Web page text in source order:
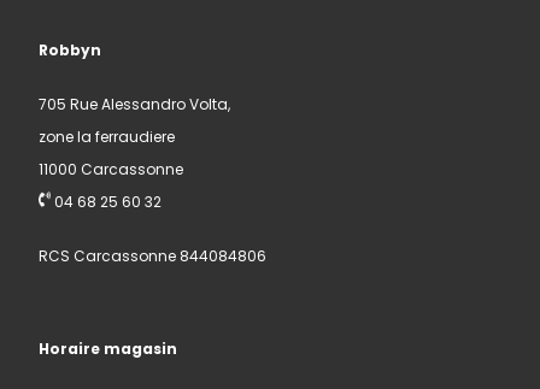
Robbyn
705 Rue Alessandro Volta,
zone la ferraudiere
11000 Carcassonne
04 68 25 60 32
RCS Carcassonne 844084806
Horaire magasin